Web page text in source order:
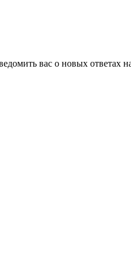
вас о новых ответах